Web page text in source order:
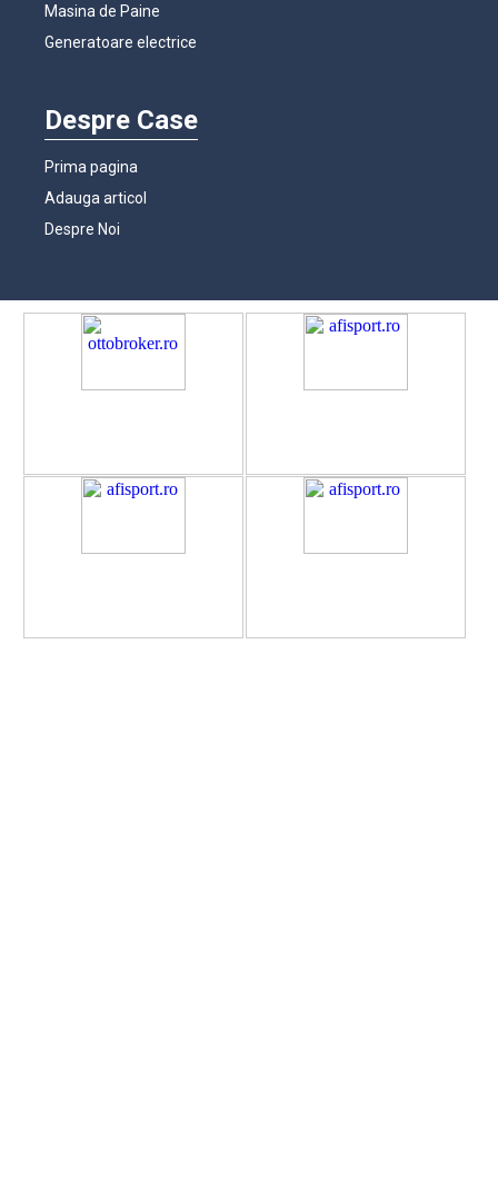
Masina de Paine
Generatoare electrice
Despre Case
Prima pagina
Adauga articol
Despre Noi